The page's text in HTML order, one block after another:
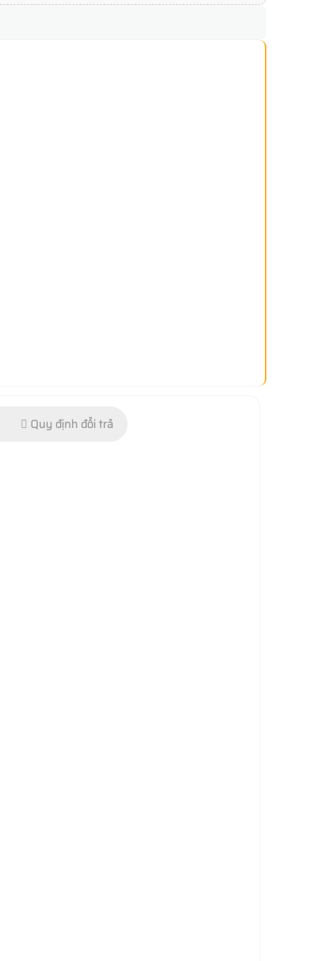
Quy định đổi trả